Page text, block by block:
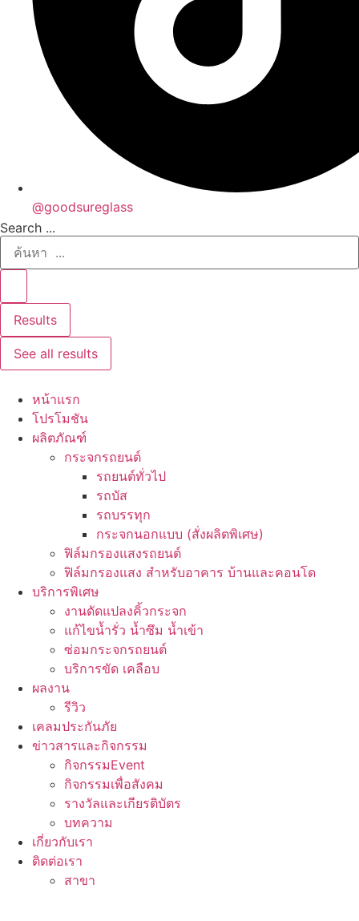
@goodsureglass
Search ...
Results
See all results
หน้าแรก
โปรโมชัน
ผลิตภัณฑ์
กระจกรถยนต์
รถยนต์ทั่วไป
รถบัส
รถบรรทุก
กระจกนอกแบบ (สั่งผลิตพิเศษ)
ฟิล์มกรองแสงรถยนต์
ฟิล์มกรองแสง สำหรับอาคาร บ้านและคอนโด
บริการพิเศษ
งานดัดแปลงคิ้วกระจก
แก้ไขน้ำรั่ว น้ำซึม น้ำเข้า
ซ่อมกระจกรถยนต์
บริการขัด เคลือบ
ผลงาน
รีวิว
เคลมประกันภัย
ข่าวสารและกิจกรรม
กิจกรรมEvent
กิจกรรมเพื่อสังคม
รางวัลและเกียรติบัตร
บทความ
เกี่ยวกับเรา
ติดต่อเรา
สาขา